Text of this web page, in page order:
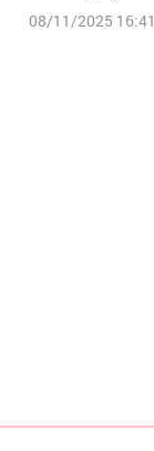
08/11/2025 16:41